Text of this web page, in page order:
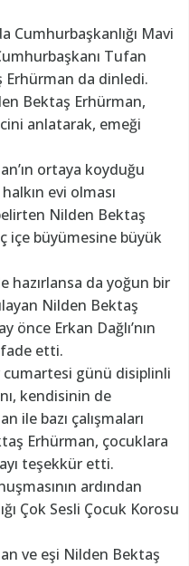
Cumhurbaşkanlığı Mavi
Tufan
Erhürman da dinledi.
Bektaş Erhürman,
anlatarak, emeği
ortaya koyduğu
evi olması
Nilden Bektaş
içe büyümesine büyük
hazırlansa da yoğun bir
Nilden Bektaş
önce Erkan Dağlı’nın
etti.
cumartesi günü disiplinli
kendisinin de
ile bazı çalışmaları
Erhürman, çocuklara
teşekkür etti.
ardından
Çok Sesli Çocuk Korosu
ve eşi Nilden Bektaş